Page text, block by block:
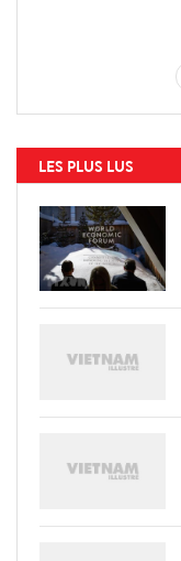
LES PLUS LUS